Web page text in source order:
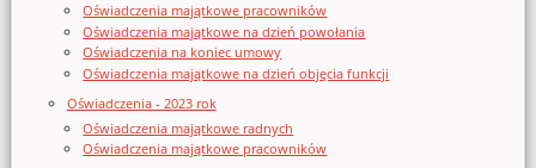
Oświadczenia majątkowe pracowników
Oświadczenia majątkowe na dzień powołania
Oświadczenia na koniec umowy
Oświadczenia majątkowe na dzień objęcia funkcji
Oświadczenia - 2023 rok
Oświadczenia majątkowe radnych
Oświadczenia majątkowe pracowników